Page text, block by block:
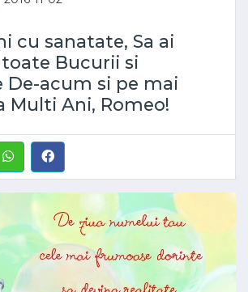
cu sanatate, Sa ai
Bucurii si
De-acum si pe mai
Multi Ani, Romeo!